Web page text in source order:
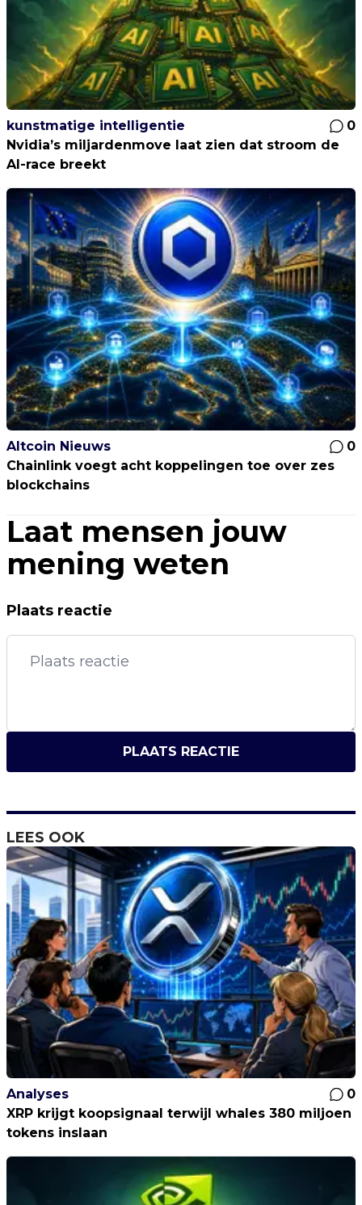
kunstmatige intelligentie
0
Nvidia’s miljardenmove laat zien dat stroom de
AI-race breekt
Altcoin Nieuws
0
Chainlink voegt acht koppelingen toe over zes
blockchains
Laat mensen jouw
mening weten
Plaats reactie
PLAATS REACTIE
LEES OOK
Analyses
0
XRP krijgt koopsignaal terwijl whales 380 miljoen
tokens inslaan